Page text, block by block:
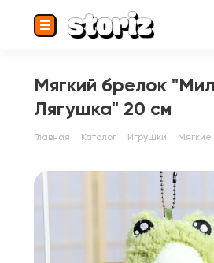
Мягкий брелок
Лягушка" 20 см
Главная Каталог Игрушки Мягкие